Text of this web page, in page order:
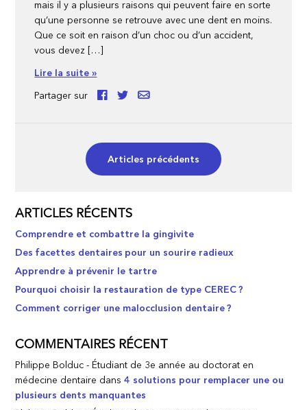
mais il y a plusieurs raisons qui peuvent faire en sorte
qu’une personne se retrouve avec une dent en moins.
Que ce soit en raison d’un choc ou d’un accident,
vous devez […]
Lire la suite »
Partager sur
Articles précédents
ARTICLES RÉCENTS
Comprendre et combattre la gingivite
Des facettes dentaires pour un sourire radieux
Apprendre à prévenir le tartre
Pourquoi choisir la restauration de type CEREC ?
Comment corriger une malocclusion dentaire ?
COMMENTAIRES RÉCENT
Philippe Bolduc - Étudiant de 3e année au doctorat en
médecine dentaire dans4 solutions pour remplacer une ou
plusieurs dents manquantes